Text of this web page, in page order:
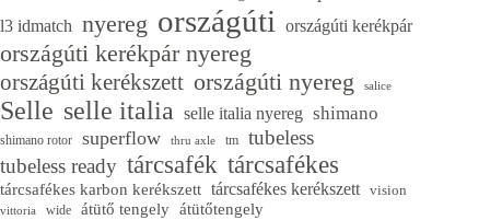
l3 idmatch nyereg országúti országúti kerékpár
országúti kerékpár nyereg
országúti kerékszett országúti nyereg salice
Selle selle italia selle italia nyereg shimano
shimano rotor superflow thru axle tm
tubeless
tubeless ready tárcsafék tárcsafékes
tárcsafékes karbon kerékszett tárcsafékes kerékszett vision
vittoria wide átütő tengely átütőtengely